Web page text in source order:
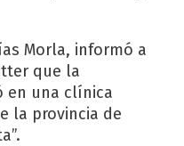
Morla, informó a
que la
en una clínica
la provincia de